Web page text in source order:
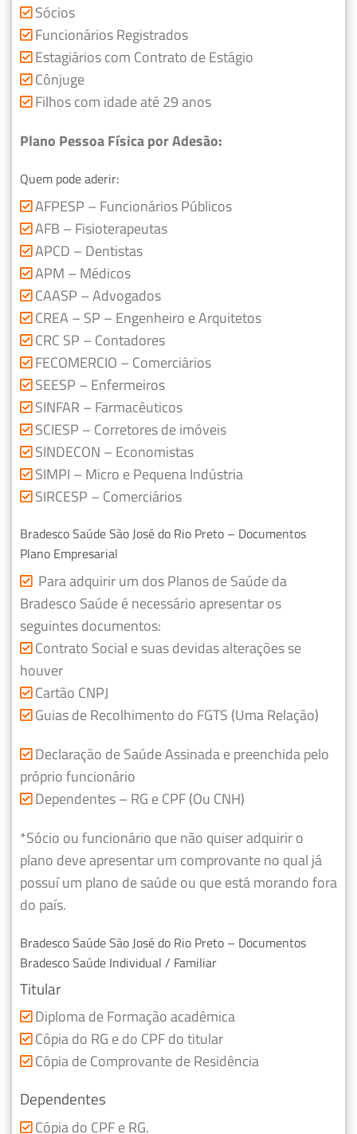
Sócios
Funcionários Registrados
Estagiários com Contrato de Estágio
Cônjuge
Filhos com idade até 29 anos
Plano Pessoa Física por Adesão:
Quem pode aderir:
AFPESP – Funcionários Públicos
AFB – Fisioterapeutas
APCD – Dentistas
APM – Médicos
CAASP – Advogados
CREA – SP – Engenheiro e Arquitetos
CRC SP – Contadores
FECOMERCIO – Comerciários
SEESP – Enfermeiros
SINFAR – Farmacêuticos
SCIESP – Corretores de imóveis
SINDECON – Economistas
SIMPI – Micro e Pequena Indústria
SIRCESP – Comerciários
Bradesco Saúde São José do Rio Preto – Documentos
Plano Empresarial
Para adquirir um dos Planos de Saúde da
Bradesco Saúde é necessário apresentar os
seguintes documentos:
Contrato Social e suas devidas alterações se
houver
Cartão CNPJ
Guias de Recolhimento do FGTS (Uma Relação)
Declaração de Saúde Assinada e preenchida pelo
próprio funcionário
Dependentes – RG e CPF (Ou CNH)
*Sócio ou funcionário que não quiser adquirir o
plano deve apresentar um comprovante no qual já
possuí um plano de saúde ou que está morando fora
do país.
Bradesco Saúde São José do Rio Preto – Documentos
Bradesco Saúde Individual / Familiar
Titular
Diploma de Formação acadêmica
Cópia do RG e do CPF do titular
Cópia de Comprovante de Residência
Dependentes
Cópia do CPF e RG.